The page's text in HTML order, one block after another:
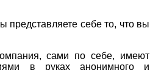
представляете себе то, что вы
сами по себе, имеют
в руках анонимного и